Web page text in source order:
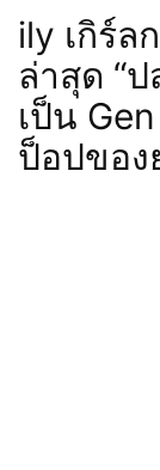
ily เกิร์ล
ล่าสุด “
เป็น
ป็อปขอ